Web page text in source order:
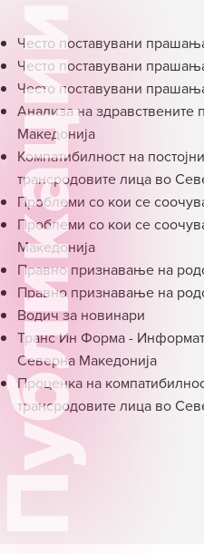
Публикации
Често поставувани
Често поставувани
Често поставувани
Анализа на здравствените
Македонија
Компатибилност на
трансродовите лица во
Проблеми со кои се
Проблеми со кои се
Македонија
Правно признавање на
Правно признавање на
Водич за новинари
Транс Ин Форма -
Северна Македонија
Проценка на
трансродовите лица во